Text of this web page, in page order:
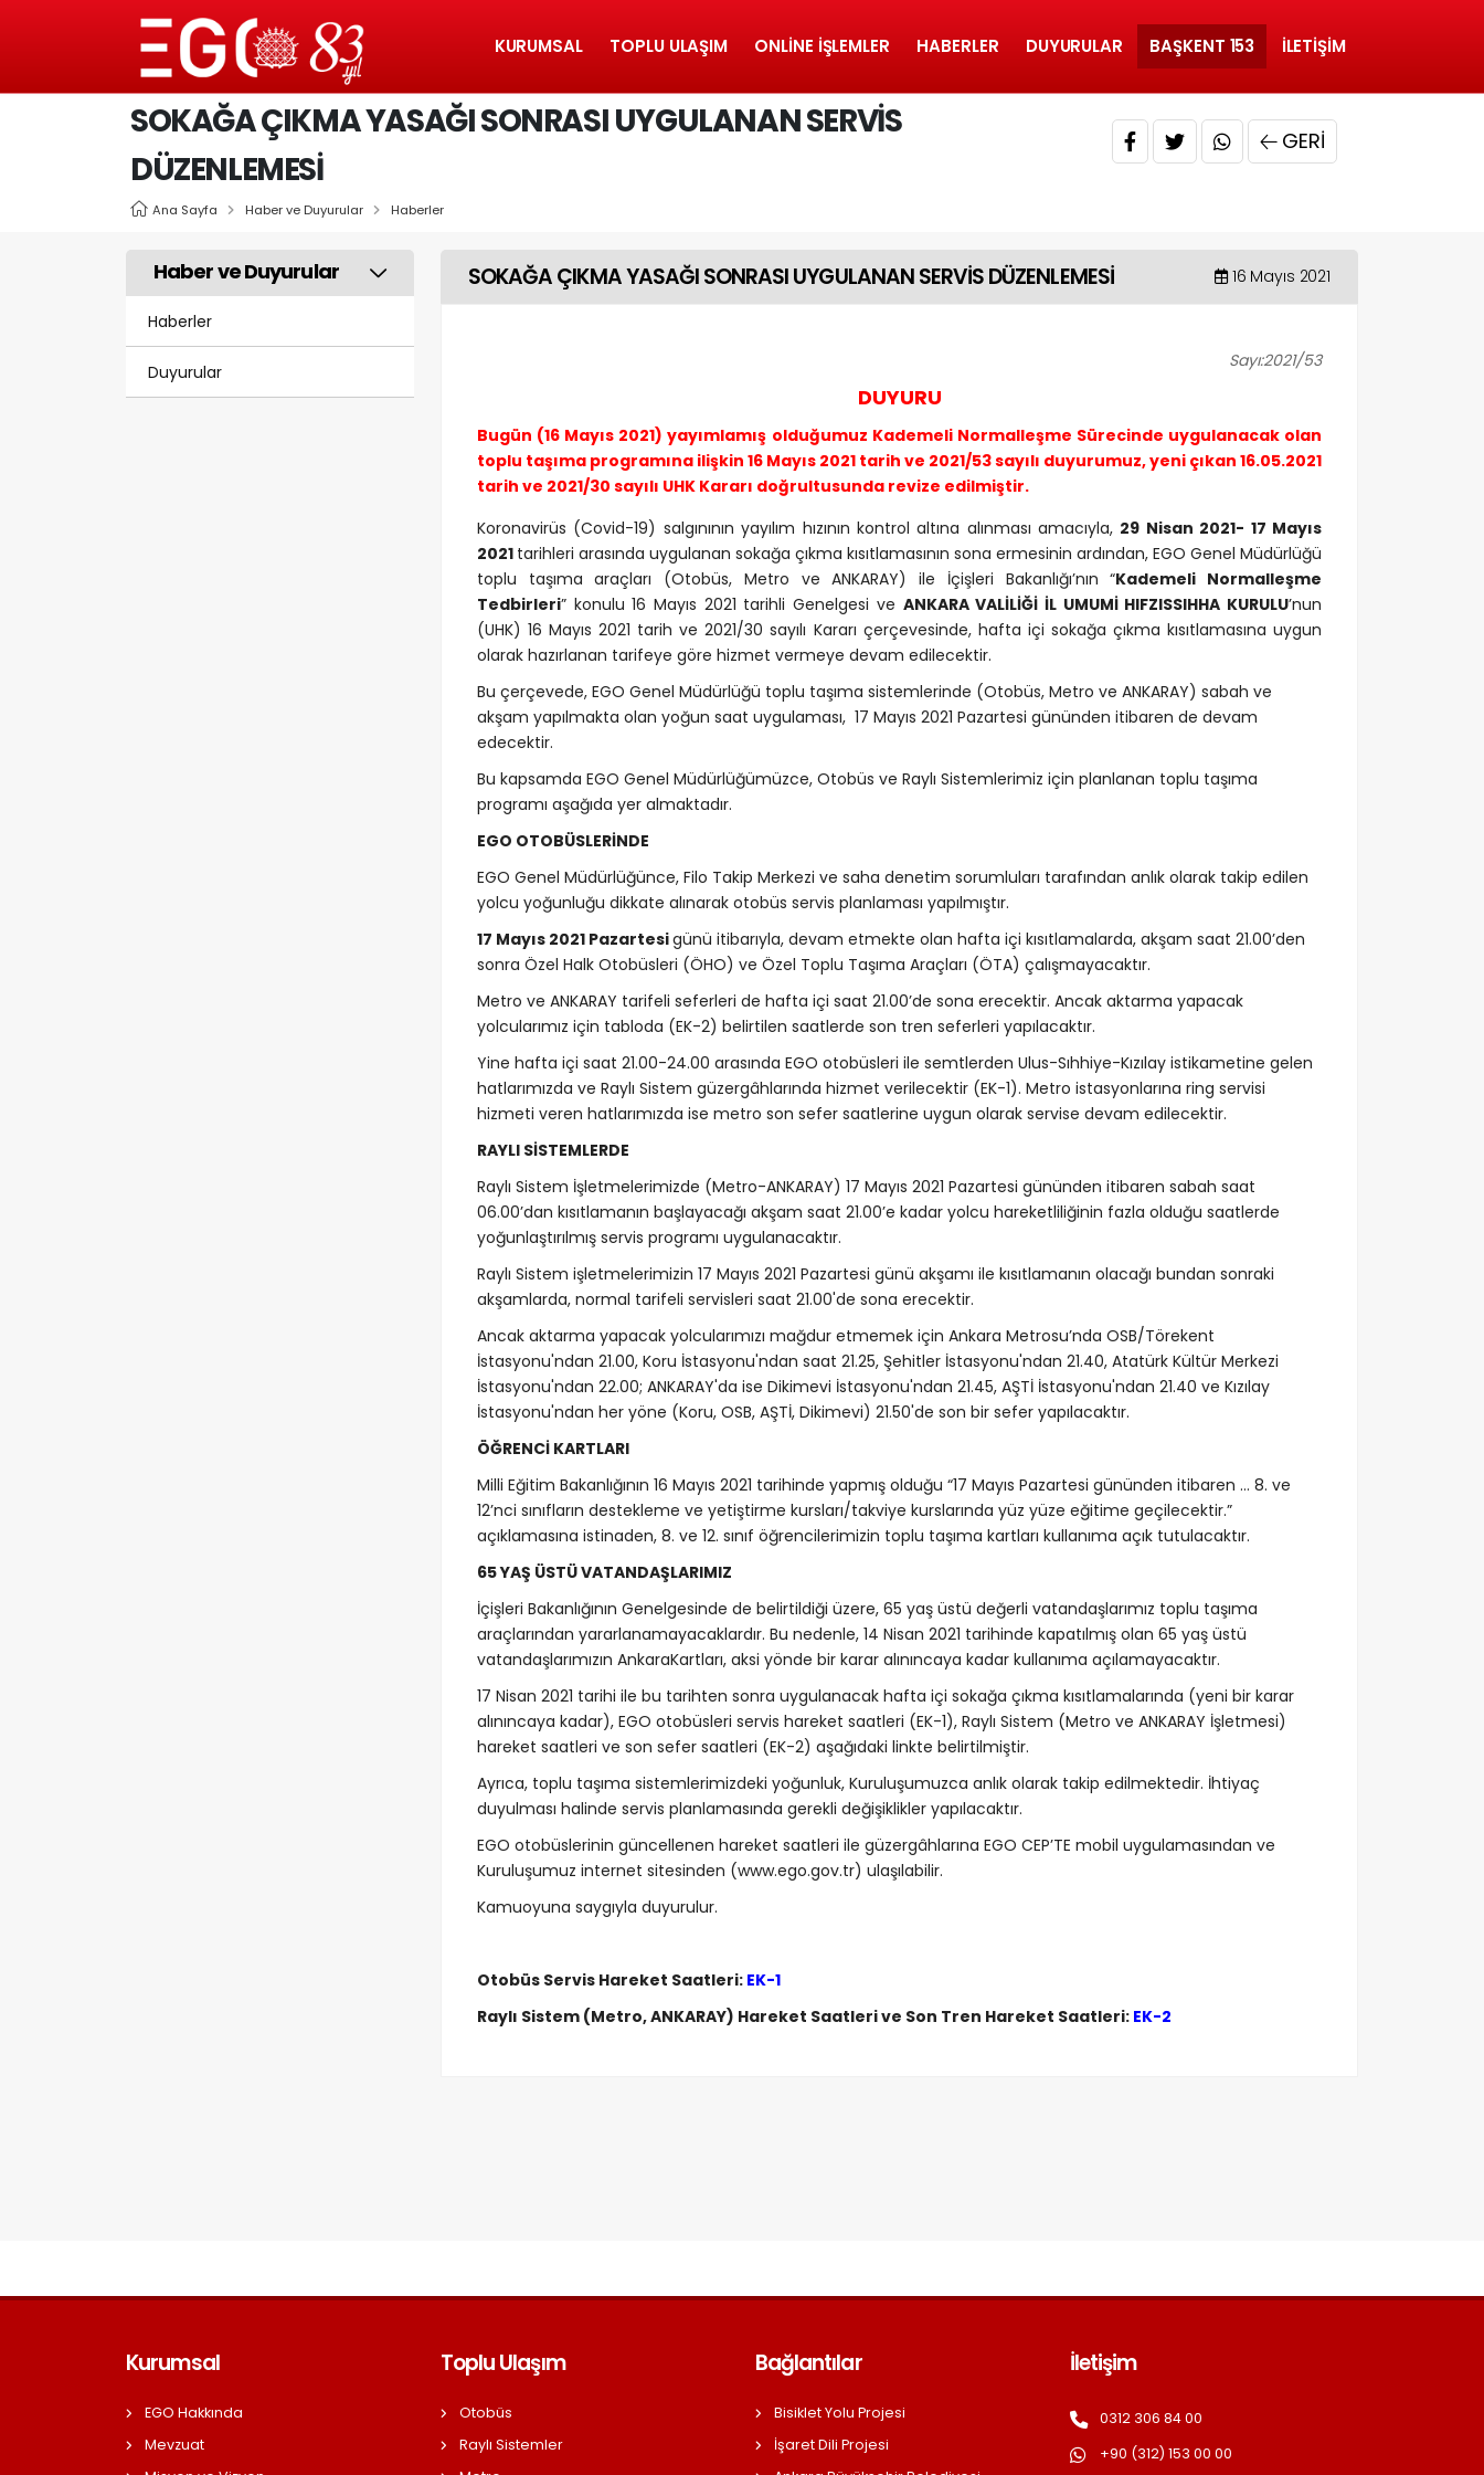
KURUMSAL TOPLU ULAŞIM ONLINE İŞLEMLER HABERLER DUYURULAR BAŞKENT 153 İLETIŞIM
SOKAĞA ÇIKMA YASAĞI SONRASI UYGULANAN SERVİS
DÜZENLEMESİ
Ana Sayfa Haber ve Duyurular Haberler
GERI
Haber ve Duyurular
Haberler
Duyurular
SOKAĞA ÇIKMA YASAĞI SONRASI UYGULANAN SERVİS DÜZENLEMESİ 16 Mayıs 2021
Sayı:2021/53
DUYURU
Bugün (16 Mayıs 2021) yayımlamış olduğumuz Kademeli Normalleşme Sürecinde uygulanacak olan
toplu taşıma programına ilişkin 16 Mayıs 2021 tarih ve 2021/53 sayılı duyurumuz, yeni çıkan 16.05.2021
tarih ve 2021/30 sayılı UHK Kararı doğrultusunda revize edilmiştir.
Koronavirüs (Covid-19) salgınının yayılım hızının kontrol altına alınması amacıyla, 29 Nisan 2021- 17 Mayıs
2021 tarihleri arasında uygulanan sokağa çıkma kısıtlamasının sona ermesinin ardından, EGO Genel Müdürlüğü
toplu taşıma araçları (Otobüs, Metro ve ANKARAY) ile İçişleri Bakanlığı’nın “Kademeli Normalleşme
Tedbirleri” konulu 16 Mayıs 2021 tarihli Genelgesi ve ANKARA VALİLİĞİ İL UMUMİ HIFZISSIHHA KURULU’nun
(UHK) 16 Mayıs 2021 tarih ve 2021/30 sayılı Kararı çerçevesinde, hafta içi sokağa çıkma kısıtlamasına uygun
olarak hazırlanan tarifeye göre hizmet vermeye devam edilecektir.
Bu çerçevede, EGO Genel Müdürlüğü toplu taşıma sistemlerinde (Otobüs, Metro ve ANKARAY) sabah ve
akşam yapılmakta olan yoğun saat uygulaması, 17 Mayıs 2021 Pazartesi gününden itibaren de devam
edecektir.
Bu kapsamda EGO Genel Müdürlüğümüzce, Otobüs ve Raylı Sistemlerimiz için planlanan toplu taşıma
programı aşağıda yer almaktadır.
EGO OTOBÜSLERİNDE
EGO Genel Müdürlüğünce, Filo Takip Merkezi ve saha denetim sorumluları tarafından anlık olarak takip edilen
yolcu yoğunluğu dikkate alınarak otobüs servis planlaması yapılmıştır.
17 Mayıs 2021 Pazartesigünü itibarıyla, devam etmekte olan hafta içi kısıtlamalarda, akşam saat 21.00’den
sonra Özel Halk Otobüsleri (ÖHO) ve Özel Toplu Taşıma Araçları (ÖTA) çalışmayacaktır.
Metro ve ANKARAY tarifeli seferleri de hafta içi saat 21.00’de sona erecektir. Ancak aktarma yapacak
yolcularımız için tabloda (EK-2) belirtilen saatlerde son tren seferleri yapılacaktır.
Yine hafta içi saat 21.00-24.00 arasında EGO otobüsleri ile semtlerden Ulus-Sıhhiye-Kızılay istikametine gelen
hatlarımızda ve Raylı Sistem güzergâhlarında hizmet verilecektir (EK-1). Metro istasyonlarına ring servisi
hizmeti veren hatlarımızda ise metro son sefer saatlerine uygun olarak servise devam edilecektir.
RAYLI SİSTEMLERDE
Raylı Sistem İşletmelerimizde (Metro-ANKARAY) 17 Mayıs 2021 Pazartesi gününden itibaren sabah saat
06.00’dan kısıtlamanın başlayacağı akşam saat 21.00’e kadar yolcu hareketliliğinin fazla olduğu saatlerde
yoğunlaştırılmış servis programı uygulanacaktır.
Raylı Sistem işletmelerimizin 17 Mayıs 2021 Pazartesi günü akşamı ile kısıtlamanın olacağı bundan sonraki
akşamlarda, normal tarifeli servisleri saat 21.00'de sona erecektir.
Ancak aktarma yapacak yolcularımızı mağdur etmemek için Ankara Metrosu’nda OSB/Törekent
İstasyonu'ndan 21.00, Koru İstasyonu'ndan saat 21.25, Şehitler İstasyonu'ndan 21.40, Atatürk Kültür Merkezi
İstasyonu'ndan 22.00; ANKARAY'da ise Dikimevi İstasyonu'ndan 21.45, AŞTİ İstasyonu'ndan 21.40 ve Kızılay
İstasyonu'ndan her yöne (Koru, OSB, AŞTİ, Dikimevi) 21.50'de son bir sefer yapılacaktır.
ÖĞRENCİ KARTLARI
Milli Eğitim Bakanlığının 16 Mayıs 2021 tarihinde yapmış olduğu “17 Mayıs Pazartesi gününden itibaren … 8. ve
12’nci sınıfların destekleme ve yetiştirme kursları/takviye kurslarında yüz yüze eğitime geçilecektir.”
açıklamasına istinaden, 8. ve 12. sınıf öğrencilerimizin toplu taşıma kartları kullanıma açık tutulacaktır.
65 YAŞ ÜSTÜ VATANDAŞLARIMIZ
İçişleri Bakanlığının Genelgesinde de belirtildiği üzere, 65 yaş üstü değerli vatandaşlarımız toplu taşıma
araçlarından yararlanamayacaklardır. Bu nedenle, 14 Nisan 2021 tarihinde kapatılmış olan 65 yaş üstü
vatandaşlarımızın AnkaraKartları, aksi yönde bir karar alınıncaya kadar kullanıma açılamayacaktır.
17 Nisan 2021 tarihi ile bu tarihten sonra uygulanacak hafta içi sokağa çıkma kısıtlamalarında (yeni bir karar
alınıncaya kadar), EGO otobüsleri servis hareket saatleri (EK-1), Raylı Sistem (Metro ve ANKARAY İşletmesi)
hareket saatleri ve son sefer saatleri (EK-2) aşağıdaki linkte belirtilmiştir.
Ayrıca, toplu taşıma sistemlerimizdeki yoğunluk, Kuruluşumuzca anlık olarak takip edilmektedir. İhtiyaç
duyulması halinde servis planlamasında gerekli değişiklikler yapılacaktır.
EGO otobüslerinin güncellenen hareket saatleri ile güzergâhlarına EGO CEP’TE mobil uygulamasından ve
Kuruluşumuz internet sitesinden (www.ego.gov.tr) ulaşılabilir.
Kamuoyuna saygıyla duyurulur.
Otobüs Servis Hareket Saatleri: EK-1
Raylı Sistem (Metro, ANKARAY) Hareket Saatleri ve Son Tren Hareket Saatleri: EK-2
Kurumsal
EGO Hakkında
Mevzuat
Toplu Ulaşım
Otobüs
Raylı Sistemler
Bağlantılar
Bisiklet Yolu Projesi
İşaret Dili Projesi
İletişim
0312 306 84 00
+90 (312) 153 00 00